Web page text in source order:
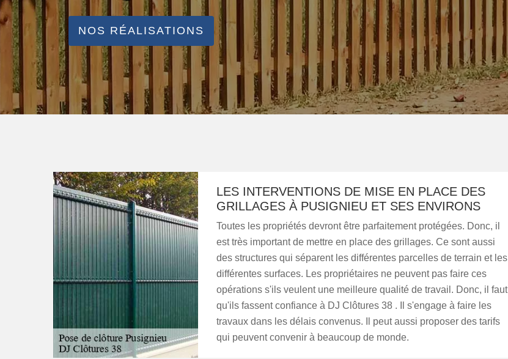
NOS RÉALISATIONS
LES INTERVENTIONS DE MISE EN PLACE DES
GRILLAGES À PUSIGNIEU ET SES ENVIRONS
Toutes les propriétés devront être parfaitement protégées. Donc, il
est très important de mettre en place des grillages. Ce sont aussi
des structures qui séparent les différentes parcelles de terrain et les
différentes surfaces. Les propriétaires ne peuvent pas faire ces
opérations s'ils veulent une meilleure qualité de travail. Donc, il faut
qu'ils fassent confiance à DJ Clôtures 38 . Il s'engage à faire les
travaux dans les délais convenus. Il peut aussi proposer des tarifs
qui peuvent convenir à beaucoup de monde.